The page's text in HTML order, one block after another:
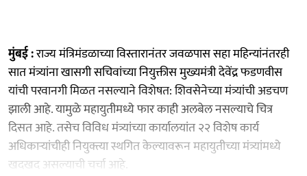
मुंबई :राज्य मंत्रिमंडळाच्या विस्तारानंतर जवळपास सहा महिन्यांनंतरही
सात मंत्र्यांना खासगी सचिवांच्या नियुक्तीस मुख्यमंत्री देवेंद्र फडणवीस
यांची परवानगी मिळत नसल्याने विशेषत: शिवसेनेच्या मंत्र्यांची अडचण
झाली आहे. यामुळे महायुतीमध्ये फार काही अलबेल नसल्याचे चित्र
दिसत आहे. तसेच विविध मंत्र्यांच्या कार्यालयांत २२ विशेष कार्य
अधिकाऱ्यांचीही नियुक्त्या स्थगित केल्यावरून महायुतीच्या मंत्र्यांमध्ये
खदखद असल्याची चर्चा आहे.